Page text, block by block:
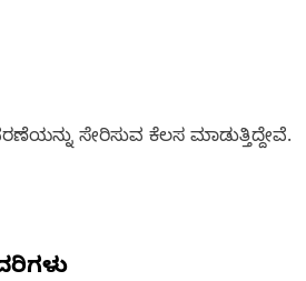
ಸೇರಿಸುವ ಕೆಲಸ ಮಾಡುತ್ತಿದ್ದೇವೆ.